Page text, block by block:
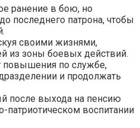
ранение в бою, но
последнего патрона, чтобы
своими жизнями,
из зоны боевых действий.
повышения по службе,
и продолжать
после выхода на пенсию
патриотическом воспитании